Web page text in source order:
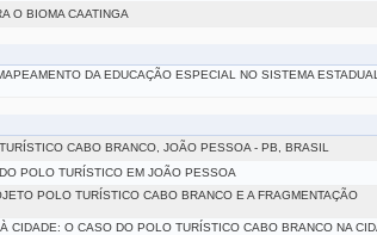
O BIOMA CAATINGA
DA EDUCAÇÃO ESPECIAL NO SISTEMA
CABO BRANCO, JOÃO PESSOA - PB, BRASIL
POLO TURÍSTICO EM JOÃO PESSOA
POLO TURÍSTICO CABO BRANCO E A FRAGMENTAÇÃO
CIDADE: O CASO DO POLO TURÍSTICO CABO BRANCO NA